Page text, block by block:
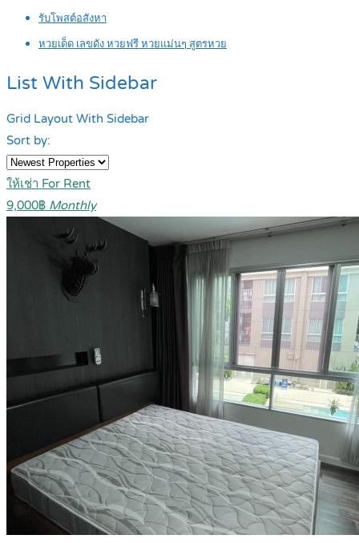
รับโพสต์อสังหา
หวยเด็ด เลขดัง หวยฟรี หวยแม่นๆ สูตรหวย
List With Sidebar
Grid Layout With Sidebar
Sort by:
ให้เช่า For Rent
9,000฿ Monthly